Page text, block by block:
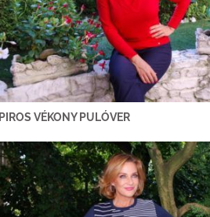
PIROS VÉKONY PULÓVER